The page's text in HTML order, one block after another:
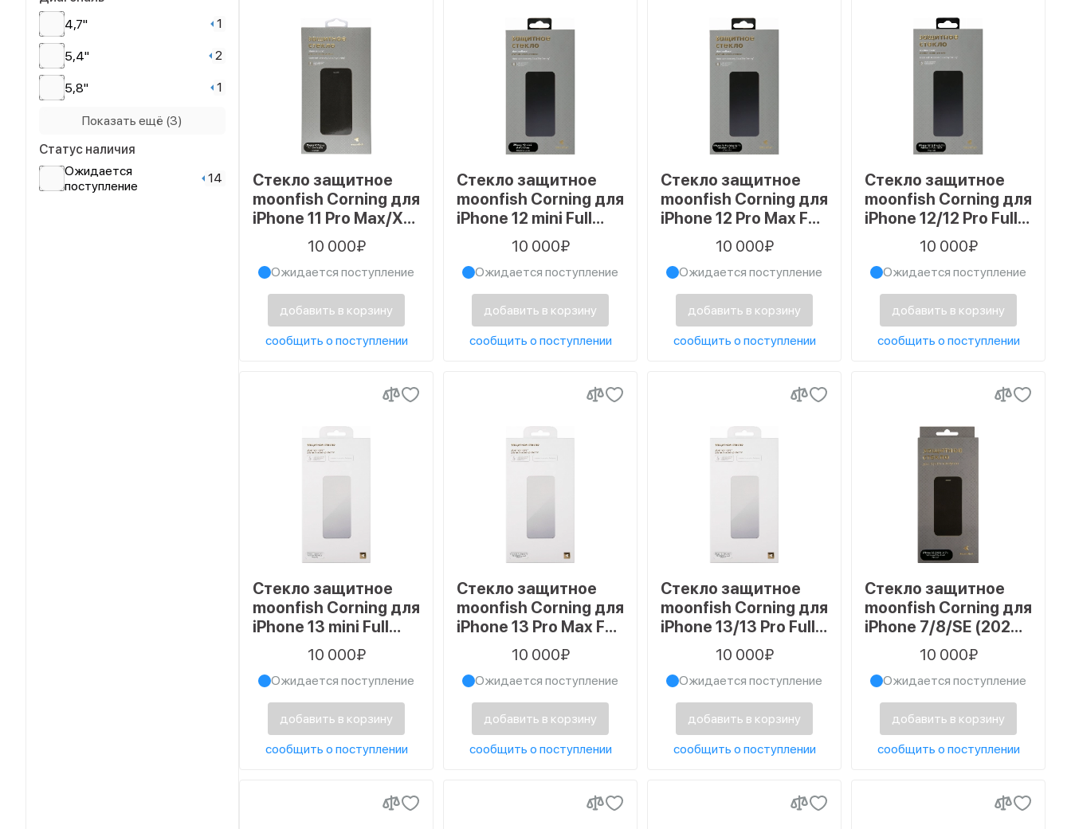
4,7"
1
5,4" 2
5,8" 1
6,1"
6,4"
6,7" 4
Показать ещё (3)
Статус наличия
Ожидается
поступление
14
Стекло защитное
moonfish Corning для
iPhone 11 Pro Max/Xs
Max (6.5) 3D, черный
10 000₽
Ожидается поступление
добавить в корзину
сообщить о поступлении
Стекло защитное
moonfish Corning для
iPhone 12 mini Full
Screen FULL GLUE,
черный
10 000₽
Ожидается поступление
добавить в корзину
сообщить о поступлении
Стекло защитное
moonfish Corning для
iPhone 12 Pro Max Full
Screen FULL GLUE,
черный
10 000₽
Ожидается поступление
добавить в корзину
сообщить о поступлении
Стекло защитное
moonfish Corning для
iPhone 12/12 Pro Full
Screen FULL GLUE,
черный
10 000₽
Ожидается поступление
добавить в корзину
сообщить о поступлении
Стекло защитное
moonfish Corning для
iPhone 13 mini Full
Screen Full Glue,
черный
10 000₽
Ожидается поступление
добавить в корзину
сообщить о поступлении
Стекло защитное
moonfish Corning для
iPhone 13 Pro Max Full
Screen Full Glue,
черный
10 000₽
Ожидается поступление
добавить в корзину
сообщить о поступлении
Стекло защитное
moonfish Corning для
iPhone 13/13 Pro Full
Screen Full Glue,
черный
10 000₽
Ожидается поступление
добавить в корзину
сообщить о поступлении
Стекло защитное
moonfish Corning для
iPhone 7/8/SE (2020),
Full Screen, FULL
GLUE, черный
10 000₽
Ожидается поступление
добавить в корзину
сообщить о поступлении